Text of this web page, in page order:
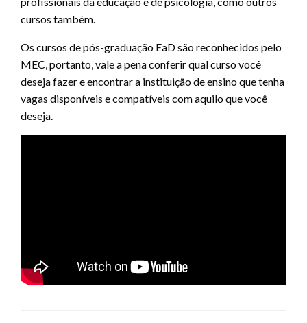
cursos também.
Os cursos de pós-graduação EaD são reconhecidos pelo
MEC, portanto, vale a pena conferir qual curso você
deseja fazer e encontrar a instituição de ensino que tenha
vagas disponíveis e compatíveis com aquilo que você
deseja.